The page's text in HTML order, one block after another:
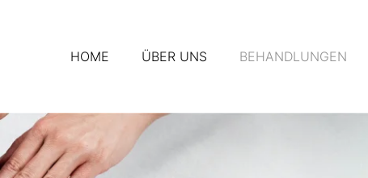
HOME ÜBER UNS BEHANDLUNGEN